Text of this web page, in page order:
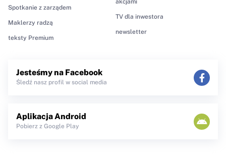
Spotkanie z zarządem
Maklerzy radzą
teksty Premium
akcjami
TV dla inwestora
newsletter
Jesteśmy na Facebook
Śledź nasz profil w social media
Aplikacja Android
Pobierz z Google Play